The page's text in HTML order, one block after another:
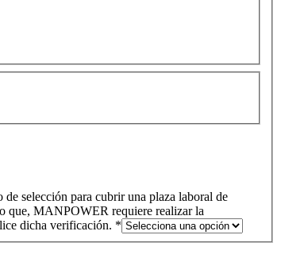
selección para cubrir una plaza laboral de
que, MANPOWER requiere realizar la
dicha verificación. *